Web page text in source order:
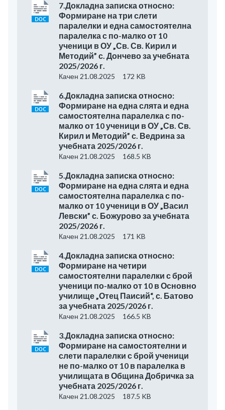
7.Докладна записка относно:
Формиране на три слети
паралелки и една самостоятелна
паралелка с по-малко от 10
ученици в ОУ „Св. Св. Кирил и
Методий” с. Дончево за учебната
2025/2026 г.
Качен 21.08.2025 172 KB
6.Докладна записка относно:
Формиране на една слята и една
самостоятелна паралелка с по-
малко от 10 ученици в ОУ „Св. Св.
Кирил и Методий” с. Ведрина за
учебната 2025/2026 г.
Качен 21.08.2025 168.5 KB
5.Докладна записка относно:
Формиране на една слята и една
самостоятелна паралелка с по-
малко от 10 ученици в ОУ „Васил
Левски” с. Божурово за учебната
2025/2026 г.
Качен 21.08.2025 171 KB
4.Докладна записка относно:
Формиране на четири
самостоятелни паралелки с брой
ученици по-малко от 10 в Основно
училище „Отец Паисий“, с. Батово
за учебната 2025/2026 г.
Качен 21.08.2025 166.5 KB
3.Докладна записка относно:
Формиране на самостоятелни и
слети паралелки с брой ученици
не по-малко от 10 в паралелка в
училищата в Община Добричка за
учебната 2025/2026 г.
Качен 21.08.2025 187.5 KB